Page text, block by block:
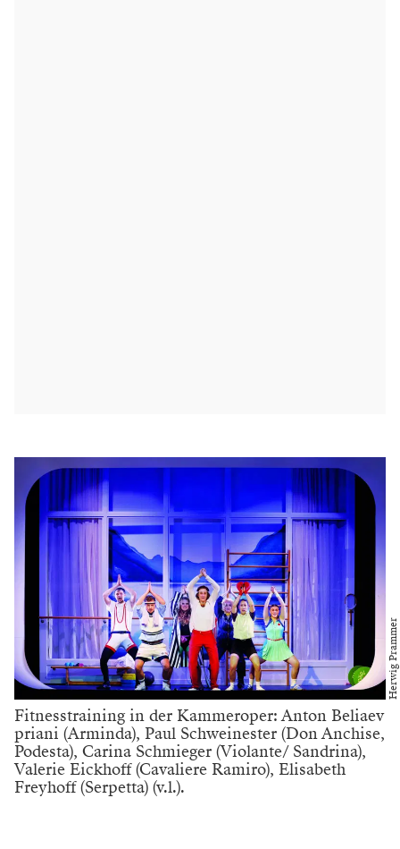
Herwig Prammer
Fitnesstraining in der Kammeroper: Anton Beliaev
priani (Arminda), Paul Schweinester (Don Anchise,
Podesta), Carina Schmieger (Violante/ Sandrina),
Valerie Eickhoff (Cavaliere Ramiro), Elisabeth
Freyhoff (Serpetta) (v.l.).